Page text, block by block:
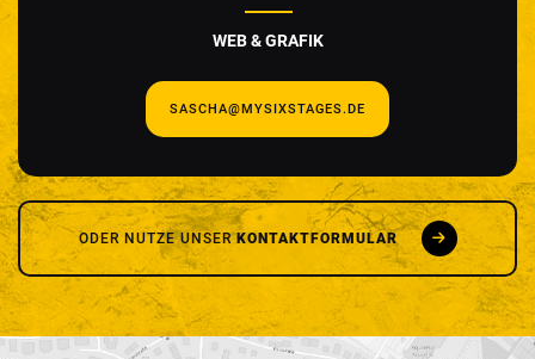
WEB & GRAFIK
SASCHA@MYSIXSTAGES.DE
ODER NUTZE UNSERKONTAKTFORMULAR